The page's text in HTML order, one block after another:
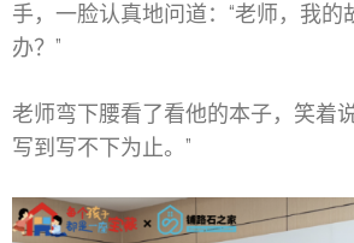
手，一脸认真地问道：“老师，我的
办？”
老师弯下腰看了看他的本子，笑着
写到写不下为止。”